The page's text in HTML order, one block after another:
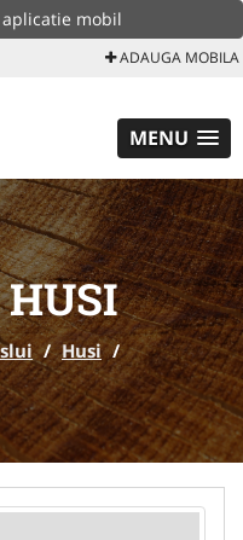
mobil
ADAUGA MOBILA
MENU
/ Husi /